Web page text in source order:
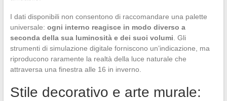
I dati disponibili non consentono di raccomandare una palette
universale: ogni interno reagisce in modo diverso a
seconda della sua luminosità e dei suoi volumi. Gli
strumenti di simulazione digitale forniscono un’indicazione, ma
riproducono raramente la realtà della luce naturale che
attraversa una finestra alle 16 in inverno.
Stile decorativo e arte murale: